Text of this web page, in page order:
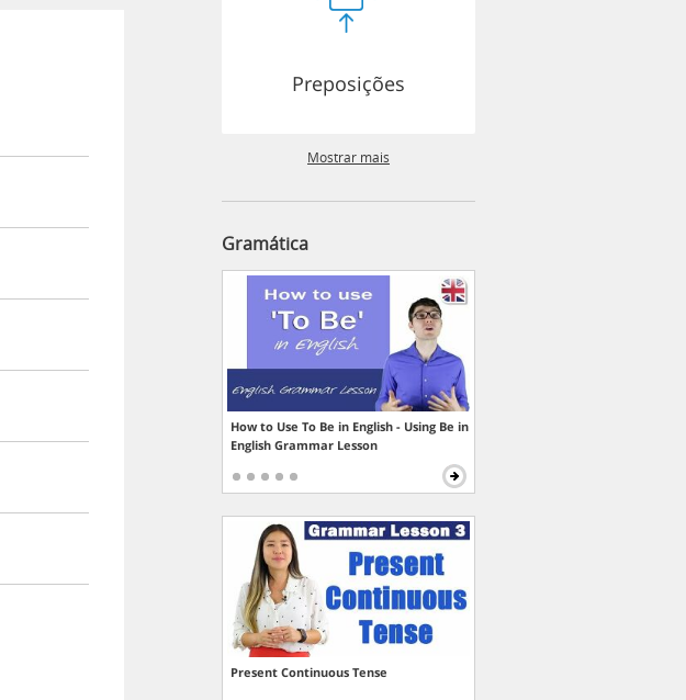
Preposições
Mostrar mais
Gramática
How to Use To Be in English - Using Be in
English Grammar Lesson
Present Continuous Tense